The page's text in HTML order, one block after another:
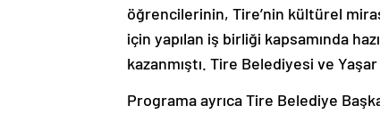
öğrencilerinin, Tire’nin kültürel
için yapılan iş birliği kapsamında
kazanmıştı. Tire Belediyesi ve
Programa ayrıca Tire Belediye